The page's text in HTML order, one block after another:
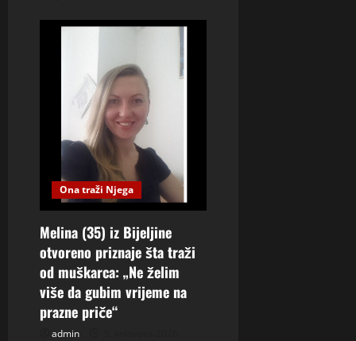
Ona traži Njega
Melina (35) iz Bijeljine
otvoreno priznaje šta traži
od muškarca: „Ne želim
više da gubim vrijeme na
prazne priče“
admin